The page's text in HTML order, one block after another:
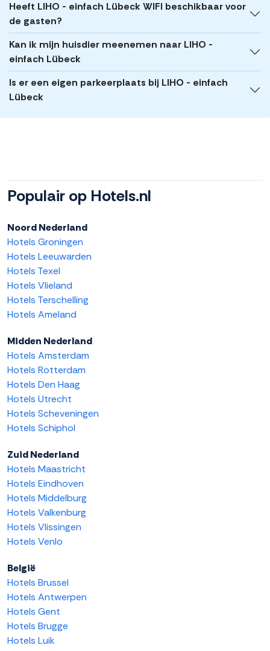
Heeft LIHO - einfach Lübeck WIFI beschikbaar voor
de gasten?
Kan ik mijn huisdier meenemen naar LIHO -
einfach Lübeck
Is er een eigen parkeerplaats bij LIHO - einfach
Lübeck
Populair op Hotels.nl
Noord Nederland
Hotels Groningen
Hotels Leeuwarden
Hotels Texel
Hotels Vlieland
Hotels Terschelling
Hotels Ameland
Midden Nederland
Hotels Amsterdam
Hotels Rotterdam
Hotels Den Haag
Hotels Utrecht
Hotels Scheveningen
Hotels Schiphol
Zuid Nederland
Hotels Maastricht
Hotels Eindhoven
Hotels Middelburg
Hotels Valkenburg
Hotels Vlissingen
Hotels Venlo
België
Hotels Brussel
Hotels Antwerpen
Hotels Gent
Hotels Brugge
Hotels Luik